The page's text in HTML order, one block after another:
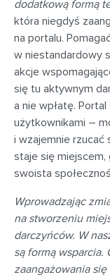
dodatkową formą
która niegdyś
na portalu.
w niestandardowy
akcje
się tu aktywnym
a nie wpłatę.
użytkownikami –
i wzajemnie rzucać
staje się
swoista
Wprowadzając
na stworzeniu
darczyńców. W
są formą
zaangażowania